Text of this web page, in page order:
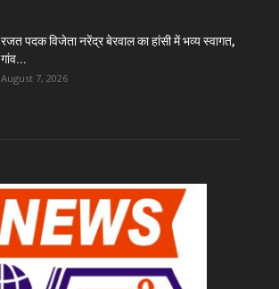
रजत पदक विजेता नरेंद्र बेरवाल का हांसी में भव्य स्वागत,
गांव...
August 7, 2026